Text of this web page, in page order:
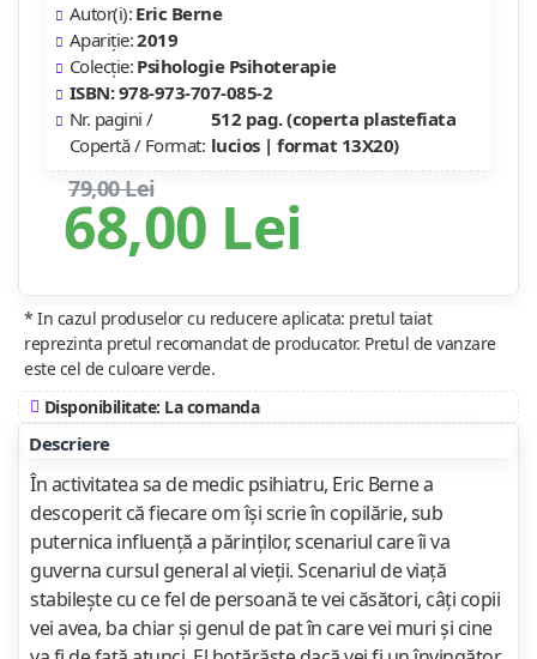
68,00 Lei
79,00 Lei
Autor(i): Eric Berne
Apariție:2019
Colecție: Psihologie Psihoterapie
ISBN: 978-973-707-085-2
Nr. pagini /
Copertă / Format:
512 pag. (coperta plastefiata
lucios | format 13X20)
* In cazul produselor cu reducere aplicata: pretul taiat
reprezinta pretul recomandat de producator. Pretul de vanzare
este cel de culoare verde.
Disponibilitate: La comanda
Descriere
În activitatea sa de medic psihiatru, Eric Berne a
descoperit că fiecare om îşi scrie în copilărie, sub
puternica influenţă a părinţilor, scenariul care îi va
guverna cursul general al vieţii. Scenariul de viaţă
stabileşte cu ce fel de persoană te vei căsători, câţi copii
vei avea, ba chiar şi genul de pat în care vei muri şi cine